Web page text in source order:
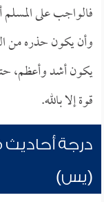
فالواجب على
وأن يكون حذره من
يكون أشد وأعظم،
قوة إلا بالله.
درجة
(يس)